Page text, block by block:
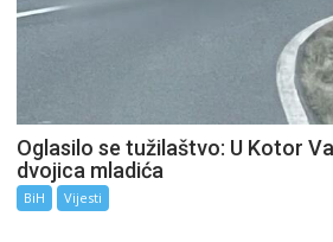
Oglasilo se tužilaštvo: U Kotor
dvojica mladića
BiH Vijesti